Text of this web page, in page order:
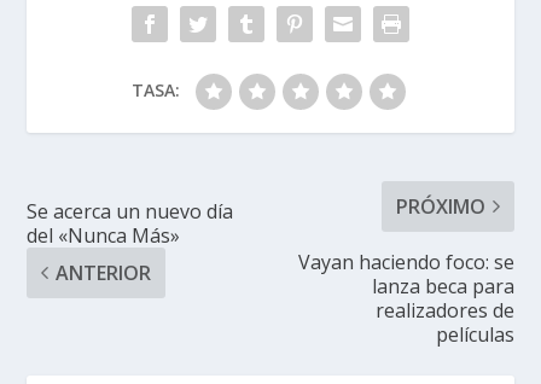
TASA:
Se acerca un nuevo día
del «Nunca Más»
ANTERIOR
PRÓXIMO
Vayan haciendo foco: se
lanza beca para
realizadores de
películas